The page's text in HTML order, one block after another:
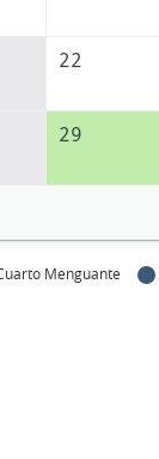
22
29
Menguante